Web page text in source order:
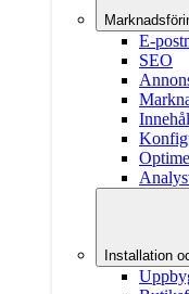
E-
SEO
Installation